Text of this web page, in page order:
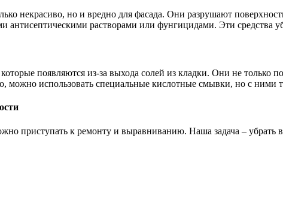
некрасиво, но и вредно для фасада. Они разрушают
антисептическими растворами или фунгицидами. Эти
появляются из-за выхода солей из кладки. Они не
можно использовать специальные кислотные смывки, но с
приступать к ремонту и выравниванию. Наша задача –